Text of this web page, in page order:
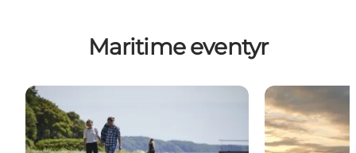
Maritime eventyr
Strande Stand up